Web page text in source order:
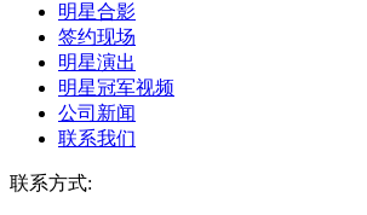
明星合影
签约现场
明星演出
明星冠军视频
公司新闻
联系我们
联系方式: